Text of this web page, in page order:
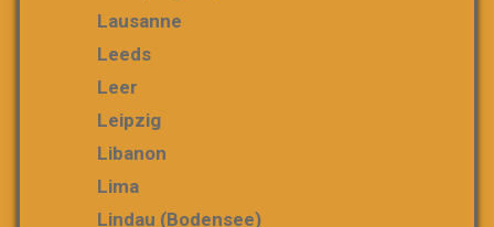
Lausanne
Leeds
Leer
Leipzig
Libanon
Lima
Lindau (Bodensee)